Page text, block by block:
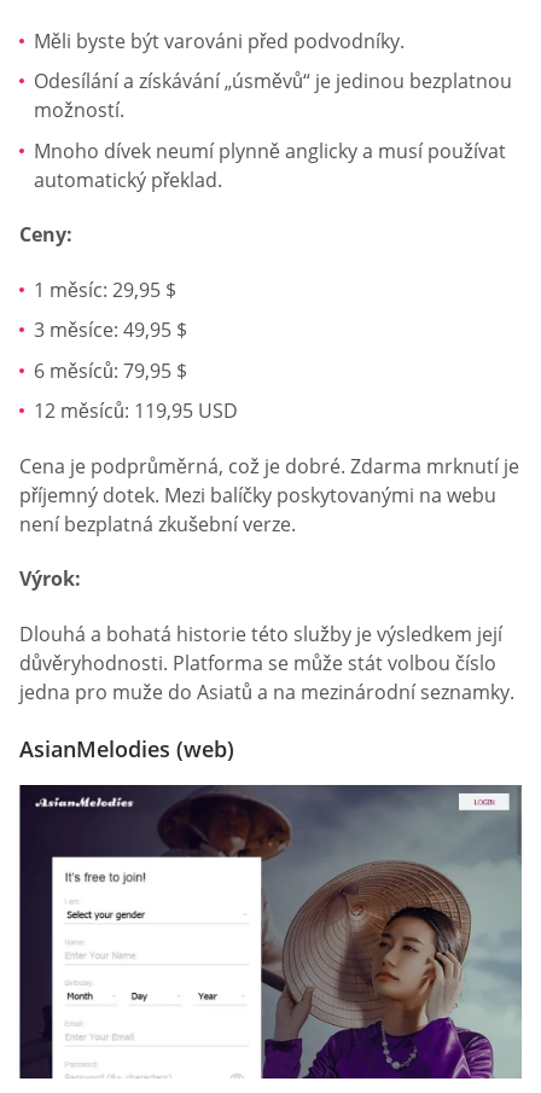
Měli byste být varováni před podvodníky.
Odesílání a získávání „úsměvů“ je jedinou bezplatnou
možností.
Mnoho dívek neumí plynně anglicky a musí používat
automatický překlad.
Ceny:
1 měsíc: 29,95 $
3 měsíce: 49,95 $
6 měsíců: 79,95 $
12 měsíců: 119,95 USD
Cena je podprůměrná, což je dobré. Zdarma mrknutí je
příjemný dotek. Mezi balíčky poskytovanými na webu
není bezplatná zkušební verze.
Výrok:
Dlouhá a bohatá historie této služby je výsledkem její
důvěryhodnosti. Platforma se může stát volbou číslo
jedna pro muže do Asiatů a na mezinárodní seznamky.
AsianMelodies (web)